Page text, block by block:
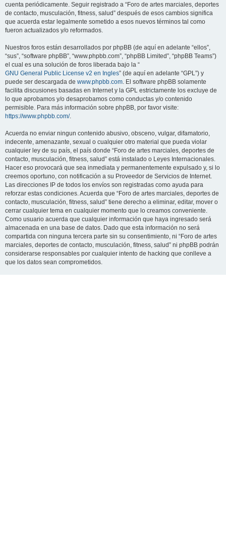
cuenta periódicamente. Seguir registrado a “Foro de artes marciales, deportes
de contacto, musculación, fitness, salud” después de esos cambios significa
que acuerda estar legalmente sometido a esos nuevos términos tal como
fueron actualizados y/o reformados.
Nuestros foros están desarrollados por phpBB (de aquí en adelante “ellos”,
“sus”, “software phpBB”, “www.phpbb.com”, “phpBB Limited”, “phpBB Teams”)
el cual es una solución de foros liberada bajo la “
GNU General Public License v2 en Ingles” (de aquí en adelante “GPL”) y
puede ser descargada de www.phpbb.com. El software phpBB solamente
facilita discusiones basadas en Internet y la GPL estrictamente los excluye de
lo que aprobamos y/o desaprobamos como conductas y/o contenido
permisible. Para más información sobre phpBB, por favor visite:
https://www.phpbb.com/.
Acuerda no enviar ningun contenido abusivo, obsceno, vulgar, difamatorio,
indecente, amenazante, sexual o cualquier otro material que pueda violar
cualquier ley de su país, el país donde “Foro de artes marciales, deportes de
contacto, musculación, fitness, salud” está instalado o Leyes Internacionales.
Hacer eso provocará que sea inmediata y permanentemente expulsado y, si lo
creemos oportuno, con notificación a su Proveedor de Servicios de Internet.
Las direcciones IP de todos los envíos son registradas como ayuda para
reforzar estas condiciones. Acuerda que “Foro de artes marciales, deportes de
contacto, musculación, fitness, salud” tiene derecho a eliminar, editar, mover o
cerrar cualquier tema en cualquier momento que lo creamos conveniente.
Como usuario acuerda que cualquier información que haya ingresado será
almacenada en una base de datos. Dado que esta información no será
compartida con ninguna tercera parte sin su consentimiento, ni “Foro de artes
marciales, deportes de contacto, musculación, fitness, salud” ni phpBB podrán
considerarse responsables por cualquier intento de hacking que conlleve a
que los datos sean comprometidos.